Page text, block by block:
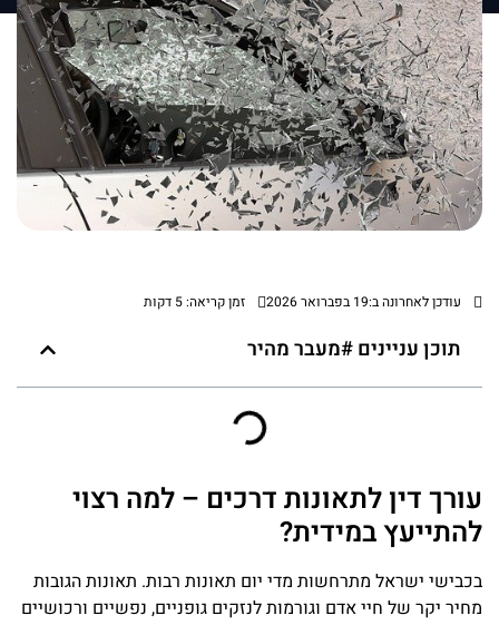
עודכן לאחרונה ב:19 בפברואר 2026 זמן קריאה: 5 דקות
תוכן עניינים #מעבר מהיר
עורך דין לתאונות דרכים – למה רצוי
להתייעץ במידית?
בכבישי ישראל מתרחשות מדי יום תאונות רבות. תאונות הגובות
מחיר יקר של חיי אדם וגורמות לנזקים גופניים, נפשיים ורכושיים